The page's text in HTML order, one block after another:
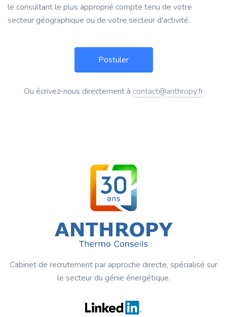
le consultant le plus approprié compte tenu de votre
secteur géographique ou de votre secteur d'activité.
Ou écrivez-nous directement à contact@anthropy.fr
Cabinet de recrutement par approche directe, spécialisé sur
le secteur du génie énergétique.